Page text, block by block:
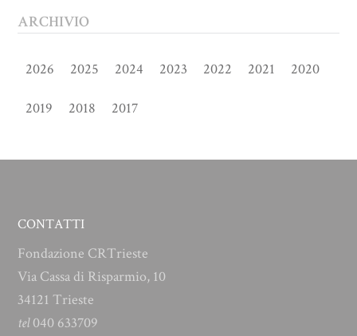
ARCHIVIO
2026 2025 2024 2023 2022 2021 2020
2019 2018 2017
CONTATTI
Fondazione CRTrieste
Via Cassa di Risparmio, 10
34121 Trieste
tel040 633709